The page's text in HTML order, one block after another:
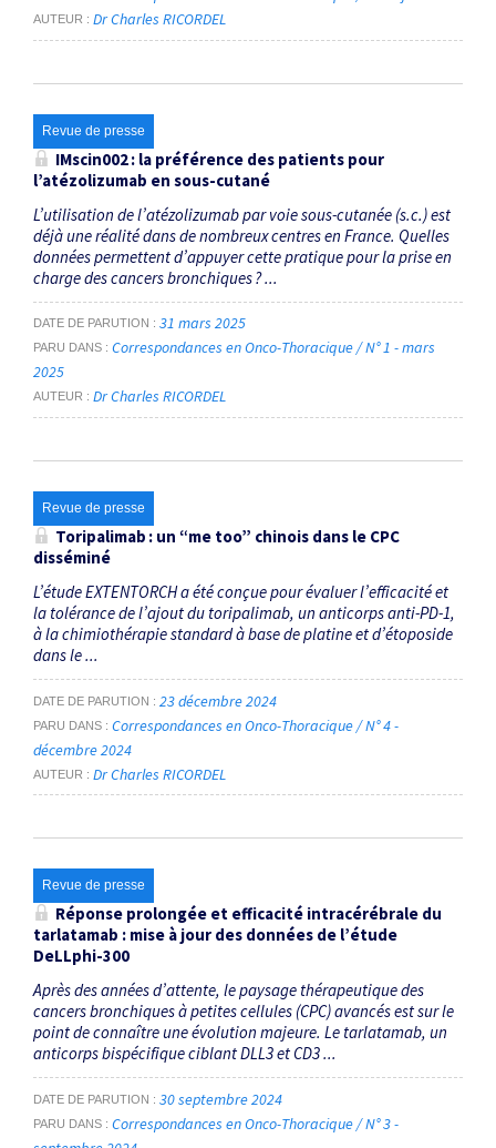
AUTEUR Dr Charles RICORDEL
Revue de presse
IMscin002 : la préférence des patients pour
l’atézolizumab en sous-cutané
L’utilisation de l’atézolizumab par voie sous-cutanée (s.c.) est
déjà une réalité dans de nombreux centres en France. Quelles
données permettent d’appuyer cette pratique pour la prise en
charge des cancers bronchiques ? ...
DATE DE PARUTION 31 mars 2025
PARU DANS
Correspondances en Onco-Thoracique / N° 1 - mars
2025
AUTEUR Dr Charles RICORDEL
Revue de presse
Toripalimab : un “me too” chinois dans le CPC
disséminé
L’étude EXTENTORCH a été conçue pour évaluer l’efficacité et
la tolérance de l’ajout du toripalimab, un anticorps anti-PD-1,
à la chimiothérapie standard à base de platine et d’étoposide
dans le ...
DATE DE PARUTION 23 décembre 2024
PARU DANS
Correspondances en Onco-Thoracique / N° 4 -
décembre 2024
AUTEUR Dr Charles RICORDEL
Revue de presse
Réponse prolongée et efficacité intracérébrale du
tarlatamab : mise à jour des données de l’étude
DeLLphi-300
Après des années d’attente, le paysage thérapeutique des
cancers bronchiques à petites cellules (CPC) avancés est sur le
point de connaître une évolution majeure. Le tarlatamab, un
anticorps bispécifique ciblant DLL3 et CD3 ...
DATE DE PARUTION 30 septembre 2024
PARU DANS
Correspondances en Onco-Thoracique / N° 3 -